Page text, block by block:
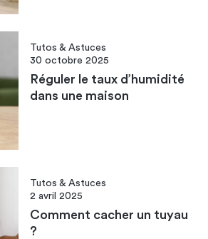
Tutos & Astuces
30 octobre 2025
Réguler le taux d’humidité
dans une maison​
Tutos & Astuces
2 avril 2025
Comment cacher un tuyau
?